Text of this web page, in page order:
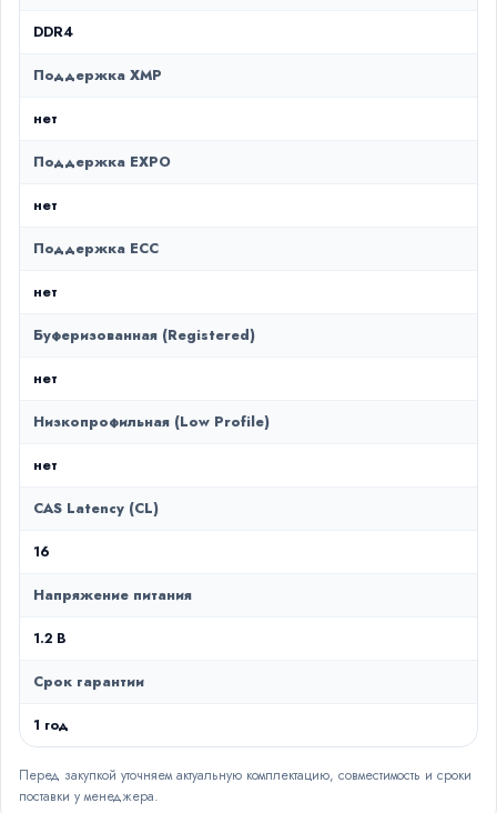
DDR4
Поддержка XMP
нет
Поддержка EXPO
нет
Поддержка ECC
нет
Буферизованная (Registered)
нет
Низкопрофильная (Low Profile)
нет
CAS Latency (CL)
16
Напряжение питания
1.2 В
Срок гарантии
1 год
Перед закупкой уточняем актуальную комплектацию, совместимость и сроки
поставки у менеджера.